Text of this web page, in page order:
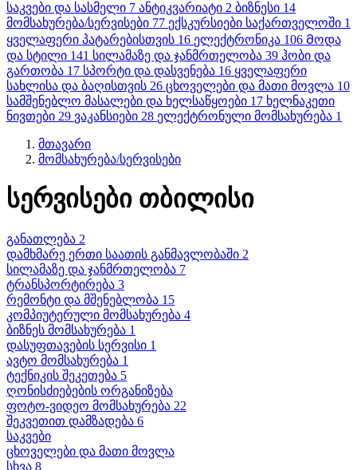
საკვები და სასმელი 7 ანტიკვარიატი 2 ბიზნესი 14
მომსახურება/სერვისები 77 ექსკურსიები საქართველოში 1
ყველაფერი პატარებისთვის 16 ელექტრონიკა 106 Მოდა
და სტილი 141 სილამაზე და ჯანმრთელობა 39 ჰობი და
გართობა 17 სპორტი და დასვენება 16 ყველაფერი
სახლისა და ბაღისთვის 26 ცხოველები და მათი მოვლა 10
სამშენებლო მასალები და ხელსაწყოები 17 ხელნაკეთი
ნივთები 29 ვაკანსიები 28 ელექტრონული მომსახურება 1
მთავარი
მომსახურება/სერვისები
სერვისები თბილისი
განათლება 2
დამხმარე ერთი საათის განმავლობაში 2
სილამაზე და ჯანმრთელობა 7
ტრანსპორტირება 3
რემონტი და მშენებლობა 15
კომპიუტერული მომსახურება 4
ბიზნეს მომსახურება 1
დასუფთავების სერვისი 1
ავტო მომსახურება 1
ტექნიკის შეკეთება 5
ღონისძიებების ორგანიზება
ფოტო-ვიდეო მომსახურება 22
შეკვეთით დამზადება 6
საკვები
ცხოველები და მათი მოვლა
სხვა 8